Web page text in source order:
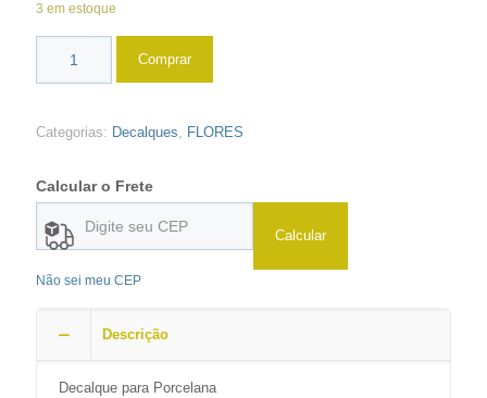
3 em estoque
Comprar
Categorias: Decalques, FLORES
Calcular o Frete
Calcular
Não sei meu CEP
Descrição
Decalque para Porcelana